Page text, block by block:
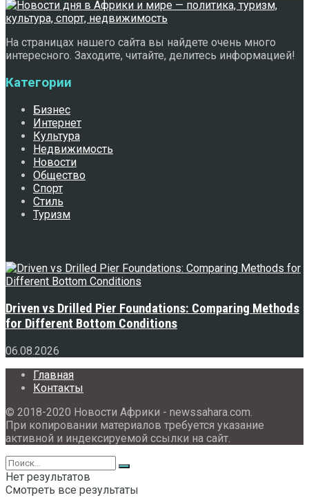
На страницах нашего сайта вы найдете очень много
интересного. Заходите, читайте, делитесь информацией!
Категории
Бизнес
Интернет
Культура
Недвижимость
Новости
Общество
Спорт
Стиль
Туризм
Driven vs Drilled Pier Foundations: Comparing Methods
for Different Bottom Conditions
06.08.2026
Главная
Контакты
© 2018-2020 Новости Африки - newssahara.com.
При копировании материалов требуется указание
активной и индексируемой ссылки на сайт.
Нет результатов
Смотреть все результаты